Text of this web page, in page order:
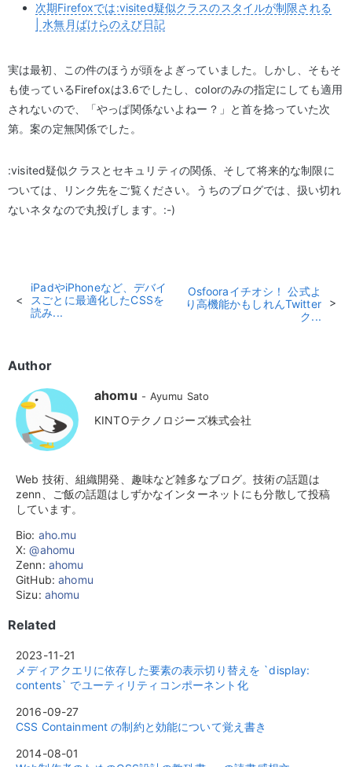
次期Firefoxでは:visited疑似クラスのスタイルが制限される
| 水無月ばけらのえび日記
実は最初、この件のほうが頭をよぎっていました。しかし、そもそ
も使っているFirefoxは3.6でしたし、colorのみの指定にしても適用
されないので、「やっぱ関係ないよねー？」と首を捻っていた次
第。案の定無関係でした。
:visited疑似クラスとセキュリティの関係、そして将来的な制限に
ついては、リンク先をご覧ください。うちのブログでは、扱い切れ
ないネタなので丸投げします。:-)
iPadやiPhoneなど、デバイ
スごとに最適化したCSSを
読み...
Osfooraイチオシ！ 公式よ
り高機能かもしれんTwitter
ク...
Author
ahomu
Ayumu Sato
KINTOテクノロジーズ株式会社
Web 技術、組織開発、趣味など雑多なブログ。技術の話題は
zenn、ご飯の話題はしずかなインターネットにも分散して投稿
しています。
Bio: aho.mu
X:@ahomu
Zenn: ahomu
GitHub:ahomu
Sizu: ahomu
Related
2023-11-21
メディアクエリに依存した要素の表示切り替えを `display:
contents` でユーティリティコンポーネント化
2016-09-27
CSS Containment の制約と効能について覚え書き
2014-08-01